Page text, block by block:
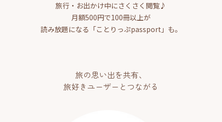
旅行・お出かけ中にさくさく閲覧♪
月額500円で100冊以上が
読み放題になる「ことりっぷpassport」も。
旅の思い出を共有、
旅好きユーザーとつながる